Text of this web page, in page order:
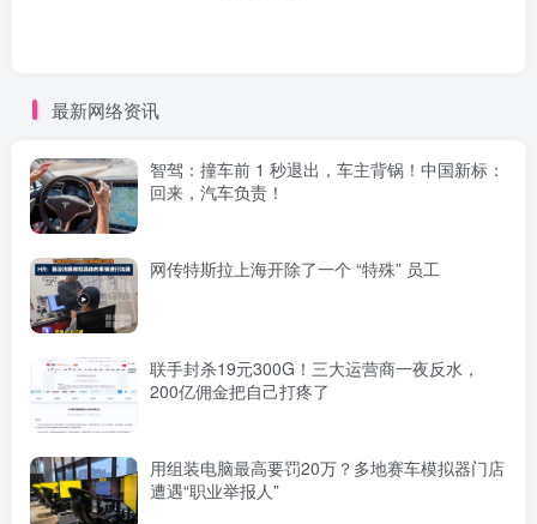
最新网络资讯
智驾：撞车前 1 秒退出，车主背锅！中国新标：
回来，汽车负责！
网传特斯拉上海开除了一个 “特殊” 员工
联手封杀19元300G！三大运营商一夜反水，
200亿佣金把自己打疼了
用组装电脑最高要罚20万？多地赛车模拟器门店
遭遇“职业举报人”